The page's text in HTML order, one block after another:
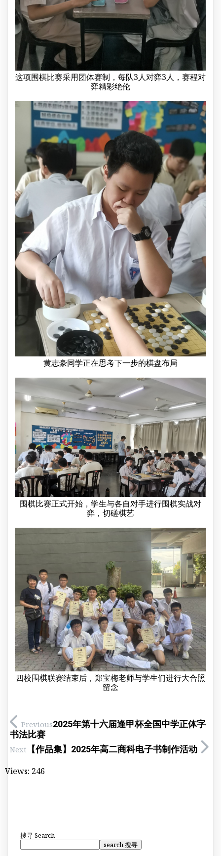
这项围棋比赛采用团体赛制，每队3人对弈3人，赛程对
弈精彩绝伦
黄志豪同学正在思考下一步的棋盘布局
围棋比赛正式开始，学生与各自对手进行围棋实战对
弈，切磋棋艺
四校围棋联赛结束后，郑宝梅老师与学生们进行大合照
留念
Previous2025年第十六届逢甲杯全国中学正体字
书法比赛
Next 【作品集】2025年高二商科电子书制作活动
Views: 246
搜寻Search
search 搜寻